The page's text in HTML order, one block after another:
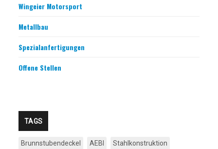
Wingeier Motorsport
Metallbau
Spezialanfertigungen
Offene Stellen
TAGS
Brunnstubendeckel AEBI
Stahlkonstruktion